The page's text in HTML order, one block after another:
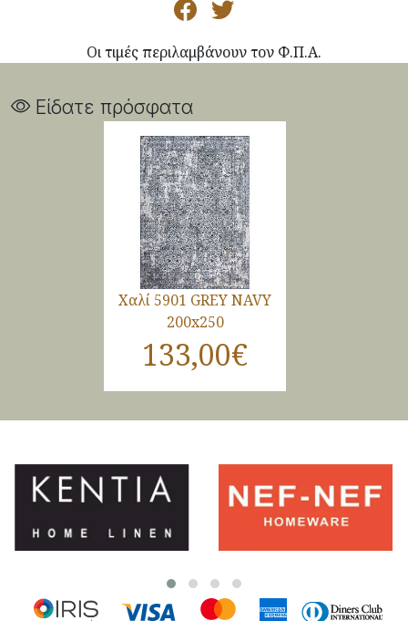
Οι τιμές περιλαμβάνουν τον Φ.Π.Α.
Είδατε πρόσφατα
Χαλί 5901 GREY NAVY
200x250
133,00€